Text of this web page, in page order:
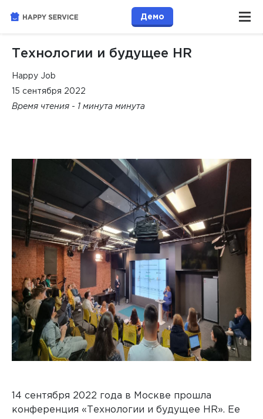
Демо
Технологии и будущее HR
Happy Job
15 сентября 2022
Время чтения - 1 минута минута
14 сентября 2022 года в Москве прошла
конференция «Технологии и будущее HR». Ее